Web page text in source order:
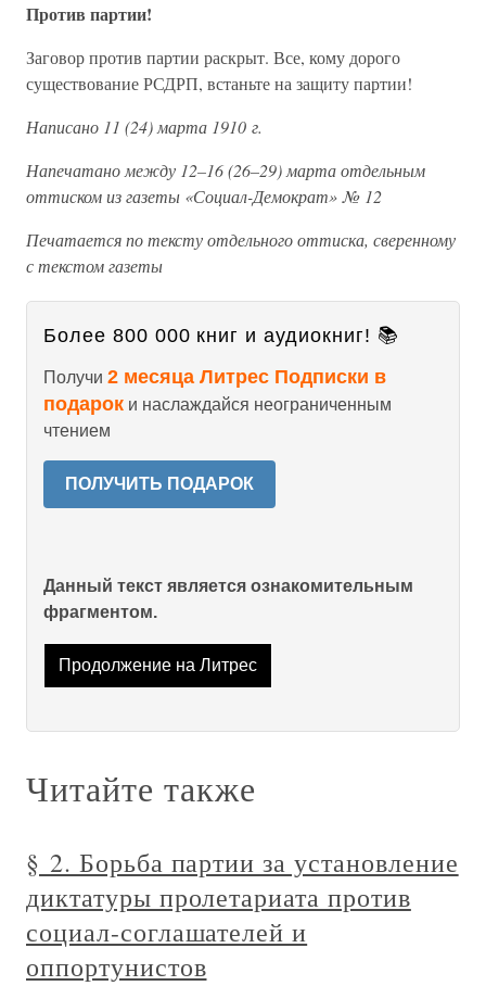
Против партии!
Заговор против партии раскрыт. Все, кому дорого
существование РСДРП, встаньте на защиту партии!
Написано 11 (24) марта 1910 г.
Напечатано между 12–16 (26–29) марта отдельным
оттиском из газеты «Социал-Демократ» № 12
Печатается по тексту отдельного оттиска, сверенному
с текстом газеты
Более 800 000 книг и аудиокниг! 📚
Получи 2 месяца Литрес Подписки в
подарок и наслаждайся неограниченным
чтением
ПОЛУЧИТЬ ПОДАРОК
Данный текст является ознакомительным
фрагментом.
Продолжение на Литрес
Читайте также
§ 2. Борьба партии за установление
диктатуры пролетариата против
социал-соглашателей и
оппортунистов